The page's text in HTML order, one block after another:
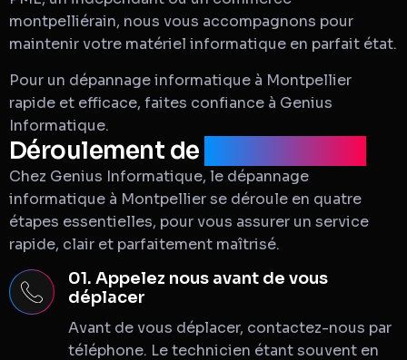
montpelliérain, nous vous accompagnons pour
maintenir votre matériel informatique en parfait état.
Pour un dépannage informatique à Montpellier
rapide et efficace, faites confiance à Genius
Informatique.
Déroulement de
Chez Genius Informatique, le dépannage
informatique à Montpellier se déroule en quatre
étapes essentielles, pour vous assurer un service
rapide, clair et parfaitement maîtrisé.
01. Appelez nous avant de vous
déplacer
Avant de vous déplacer, contactez-nous par
téléphone. Le technicien étant souvent en